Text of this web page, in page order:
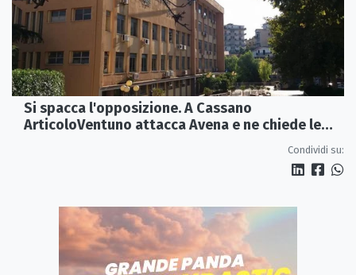
Si spacca l'opposizione. A Cassano
ArticoloVentuno attacca Avena e ne chiede le
Condividi su: